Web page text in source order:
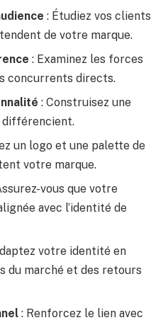
: Étudiez vos clients
de votre marque.
: Examinez les forces
concurrents directs.
: Construisez une
différencient.
un logo et une palette de
votre marque.
vous que votre
avec l’identité de
votre identité en
du marché et des retours
: Renforcez le lien avec